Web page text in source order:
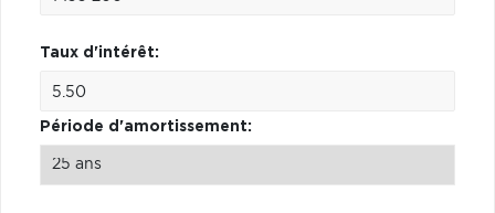
Taux d'intérêt:
Période d'amortissement: